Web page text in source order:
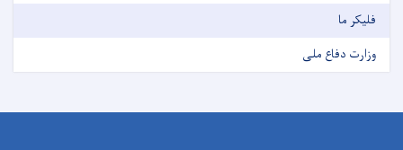
فلیکر ما
وزارت دفاع ملی